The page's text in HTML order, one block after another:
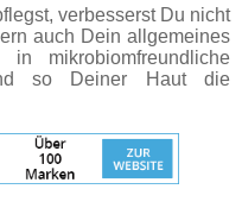
verbesserst Du nicht
auch Dein allgemeines
mikrobiomfreundliche
so Deiner Haut die